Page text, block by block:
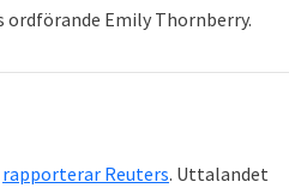
Emily Thornberry.
rapporterar Reuters. Uttalandet